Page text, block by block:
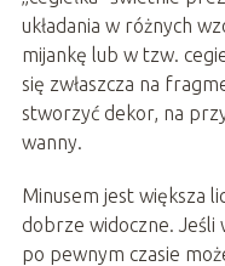
układania w różnych
mijankę lub w tzw.
się zwłaszcza na
stworzyć dekor, na
wanny.
Minusem jest większa
dobrze widoczne. Jeśli
po pewnym czasie